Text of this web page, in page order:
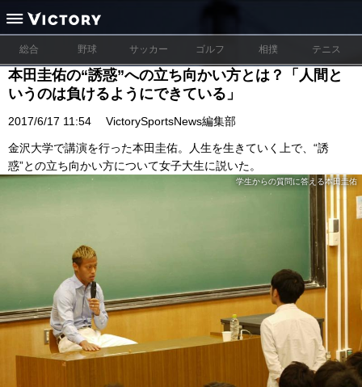
総合 野球 サッカー ゴルフ 相撲 テニス
本田圭佑の“誘惑”への立ち向かい方とは？「人間と
いうのは負けるようにできている」
2017/6/17 11:54 VictorySportsNews編集部
金沢大学で講演を行った本田圭佑。人生を生きていく上で、“誘
惑”との立ち向かい方について女子大生に説いた。
学生からの質問に答える本田圭佑